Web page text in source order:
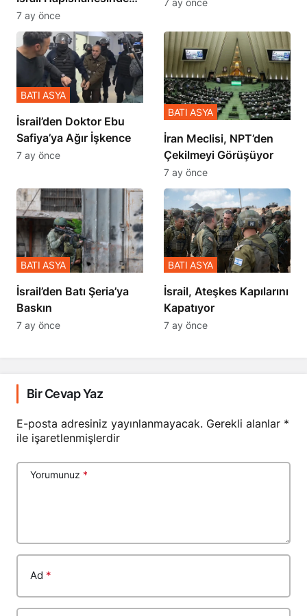
Zulmü Anlattı
7 ay önce
İsrail’den Doktor Ebu
Safiya’ya Ağır İşkence
BATI ASYA
7 ay önce
İran Meclisi, NPT’den
Çekilmeyi Görüşüyor
BATI ASYA
7 ay önce
​​​​​​​İsrail’den Batı Şeria’ya
Baskın
BATI ASYA
7 ay önce
İsrail, Ateşkes Kapılarını
Kapatıyor
BATI ASYA
7 ay önce
Bir Cevap Yaz
E-posta adresiniz yayınlanmayacak. Gerekli alanlar *
ile işaretlenmişlerdir
Yorumunuz *
Ad *